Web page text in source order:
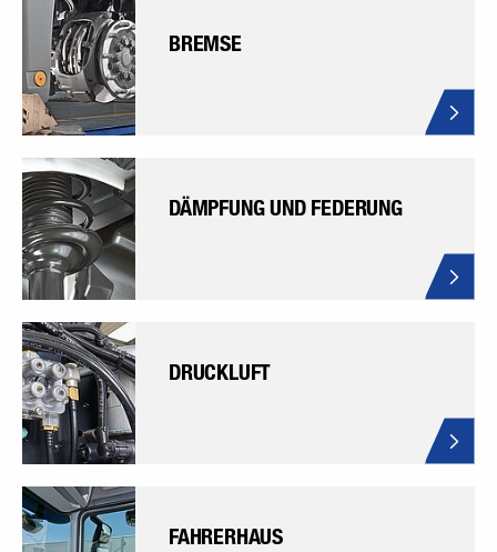
BREMSE
DÄMPFUNG UND FEDERUNG
DRUCKLUFT
FAHRERHAUS